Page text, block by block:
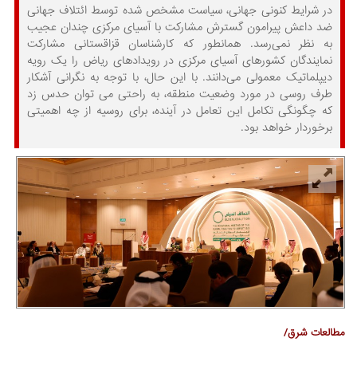
در شرایط کنونی جهانی، سیاست مشخص شده توسط ائتلاف جهانی
ضد داعش پیرامون گسترش مشارکت با آسیای مرکزی چندان عجیب
به نظر نمی‌رسد. همانطور که کارشناسان قزاقستانی مشارکت
نمایندگان کشورهای آسیای مرکزی در رویدادهای ریاض را یک رویه
دیپلماتیک معمولی می‌دانند. با این حال، با توجه به نگرانی آشکار
طرف روسی در مورد وضعیت منطقه، به راحتی می توان حدس زد
که چگونگی تکامل این تعامل در آینده، برای روسیه از چه اهمیتی
برخوردار خواهد بود.
مطالعات شرق/